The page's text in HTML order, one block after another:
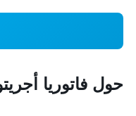
حول فاتوريا